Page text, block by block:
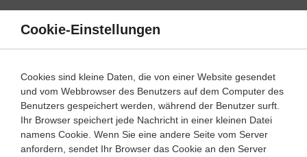
Direkt
Inhalt
Mathematik 5. Klasse ‐ Abitur
Polygon (Vieleck)
Cookie-Einstellungen
Cookies sind kleine Daten, die von einer Website gesendet
und vom Webbrowser des Benutzers auf dem Computer des
Benutzers gespeichert werden, während der Benutzer surft.
Ihr Browser speichert jede Nachricht in einer kleinen Datei
namens Cookie. Wenn Sie eine andere Seite vom Server
anfordern, sendet Ihr Browser das Cookie an den Server